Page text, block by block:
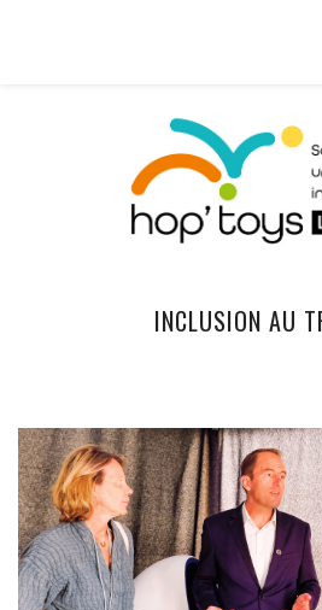
INCLUSION AU